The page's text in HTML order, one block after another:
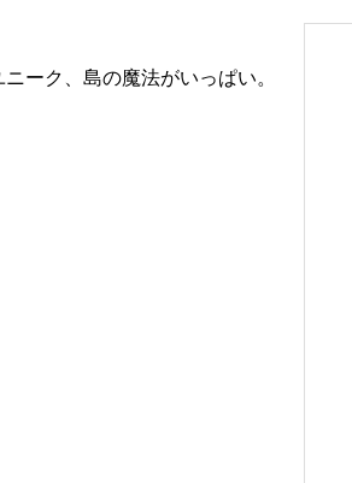
ーク、島の魔法がいっぱい。